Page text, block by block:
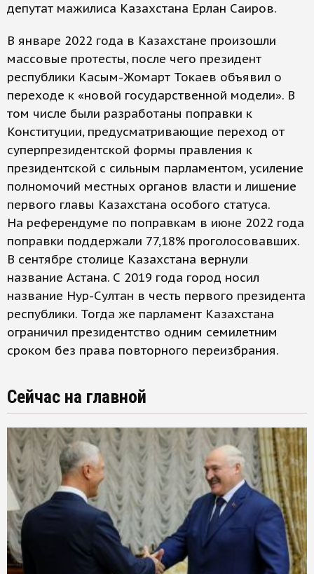
депутат мажилиса Казахстана Ерлан Саиров.
В январе 2022 года в Казахстане произошли
массовые протесты, после чего президент
республики Касым-Жомарт Токаев объявил о
переходе к «новой государственной модели». В
том числе были разработаны поправки к
Конституции, предусматривающие переход от
суперпрезидентской формы правления к
президентской с сильным парламентом, усиление
полномочий местных органов власти и лишение
первого главы Казахстана особого статуса.
На референдуме по поправкам в июне 2022 года
поправки поддержали 77,18% проголосовавших.
В сентябре столице Казахстана вернули
название Астана. С 2019 года город носил
название Нур-Султан в честь первого президента
республики. Тогда же парламент Казахстана
ограничил президентство одним семилетним
сроком без права повторного переизбрания.
Сейчас на главной